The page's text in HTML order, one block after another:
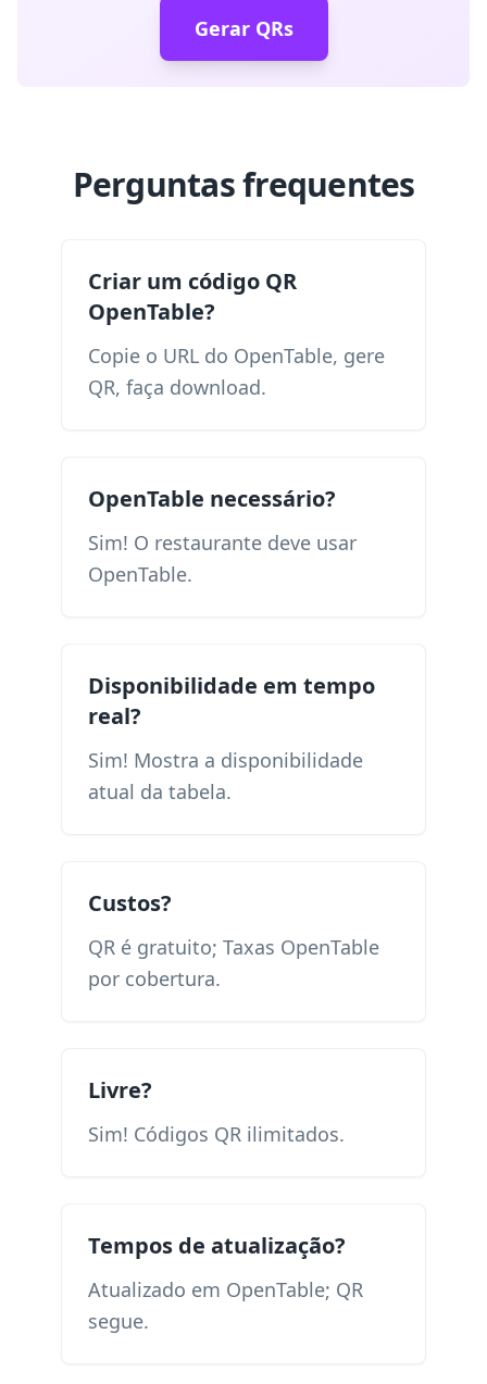
Gerar QRs
Perguntas frequentes
Criar um código QR
OpenTable?
Copie o URL do OpenTable, gere
QR, faça download.
OpenTable necessário?
Sim! O restaurante deve usar
OpenTable.
Disponibilidade em tempo
real?
Sim! Mostra a disponibilidade
atual da tabela.
Custos?
QR é gratuito; Taxas OpenTable
por cobertura.
Livre?
Sim! Códigos QR ilimitados.
Tempos de atualização?
Atualizado em OpenTable; QR
segue.